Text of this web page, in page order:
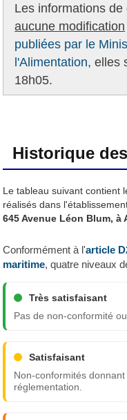
Les informations
aucune modification
publiées par le
l'Alimentation, elles
18h05.
Historique
Le tableau suivant contient
réalisés dans
645 Avenue Léon Blum, à
Conformément à l'article
maritime, quatre niveaux
Très satisfaisant
Pas de non-conformité
Satisfaisant
Non-conformités
réglementation.